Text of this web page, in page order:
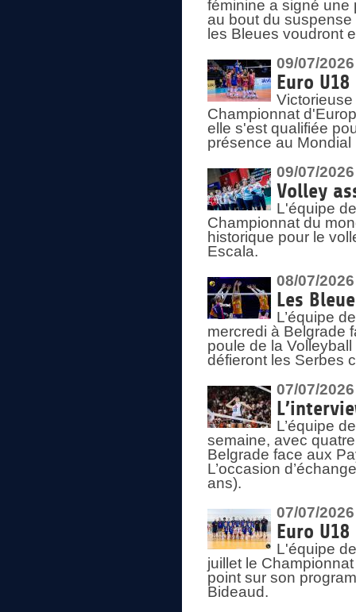
féminine a signé une
au bout du
les Bleues voudront
09/07/2026
Euro
Championnat
elle s'est qualifiée
présence au
09/07/2026
Volley
L'équipe
Championnat du
historique pour le
Escala.
08/07/2026
Les
L’équipe
mercredi à Belgrade
poule de la
défieront les Serbes
07/07/2026
L’équipe
semaine, avec
Belgrade face aux
L’occasion
ans).
07/07/2026
Euro
L'équipe
juillet le
point sur son
Bideaud.